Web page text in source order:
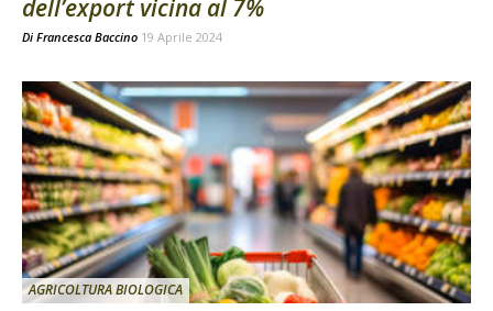
dell’export vicina al 7%
Di Francesca Baccino 19 Aprile 2024
AGRICOLTURA BIOLOGICA